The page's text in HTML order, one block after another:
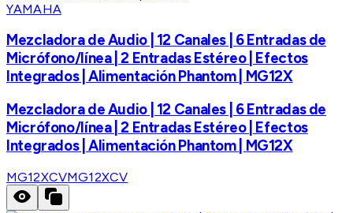
YAMAHA
Mezcladora de Audio | 12 Canales | 6 Entradas de
Micrófono/línea | 2 Entradas Estéreo | Efectos
Integrados | Alimentación Phantom | MG12X
Mezcladora de Audio | 12 Canales | 6 Entradas de
Micrófono/línea | 2 Entradas Estéreo | Efectos
Integrados | Alimentación Phantom | MG12X
MG12XCVMG12XCV